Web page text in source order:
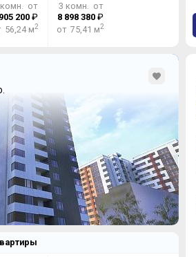
от
200 ₽
56,24 м2
3 комн. от
8 898 380 ₽
от 75,41 м2